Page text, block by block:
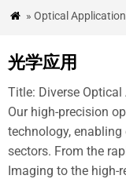
品
QUALITY
ASSURANCE
 » Optical
光学应用
Title: Diverse
Our high-precision
technology, enabling
sectors. From the
Imaging to the high-